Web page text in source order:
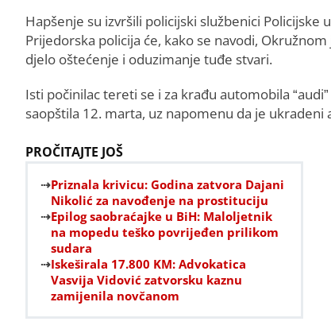
Hapšenje su izvršili policijski službenici
Prijedorska policija će, kako se navodi,
djelo oštećenje i oduzimanje tuđe stvari.
Isti počinilac tereti se i za krađu automobila
saopštila 12. marta, uz napomenu da je
PROČITAJTE JOŠ
Priznala krivicu: Godina zatvora Dajani
Nikolić za navođenje na prostituciju
Epilog saobraćajke u BiH: Maloljetnik
na mopedu teško povrijeđen prilikom
sudara
Iskeširala 17.800 KM: Advokatica
Vasvija Vidović zatvorsku kaznu
zamijenila novčanom